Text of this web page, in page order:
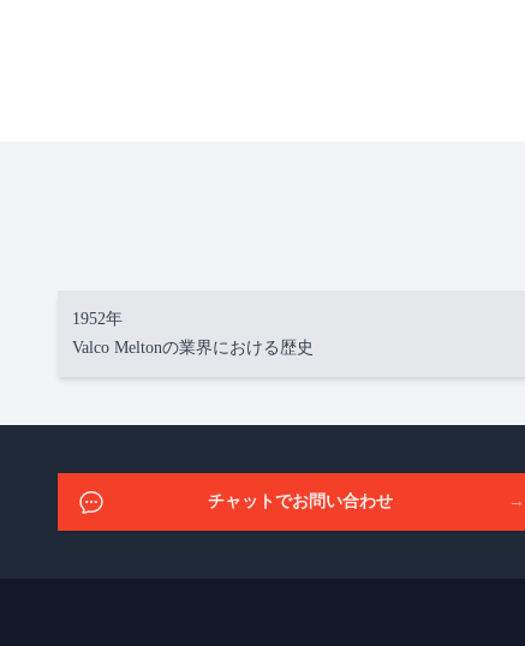
1952年
Valco Meltonの業界における歴史
チャットでお問い合わせ →